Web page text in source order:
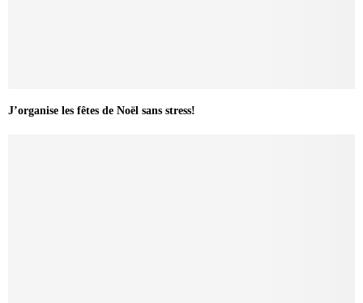
J’organise les fêtes de Noël sans stress!